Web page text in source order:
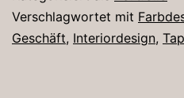
Verschlagwortet mit
Geschäft, Interiordesign,